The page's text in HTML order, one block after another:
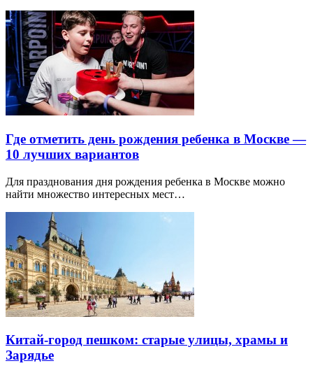
Где отметить день рождения ребенка в Москве —
10 лучших вариантов
Для празднования дня рождения ребенка в Москве можно
найти множество интересных мест…
Китай-город пешком: старые улицы, храмы и
Зарядье